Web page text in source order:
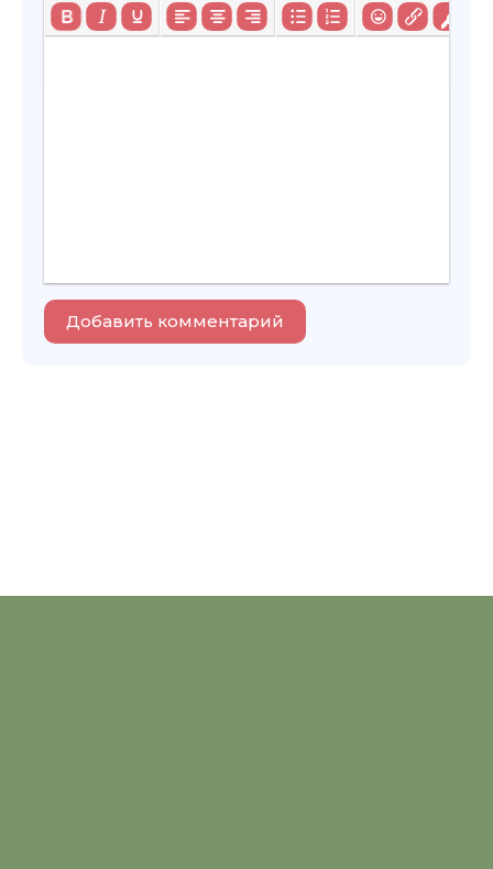
Добавить комментарий